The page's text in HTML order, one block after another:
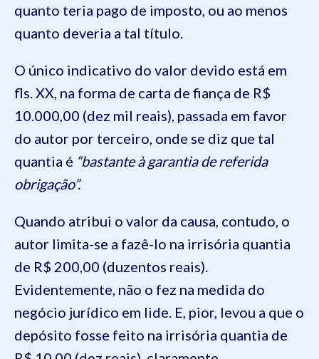
quanto teria pago de imposto, ou ao menos
quanto deveria a tal título.
O único indicativo do valor devido está em
fls. XX, na forma de carta de fiança de R$
10.000,00 (dez mil reais), passada em favor
do autor por terceiro, onde se diz que tal
quantia é “bastante à garantia de referida
obrigação”.
Quando atribui o valor da causa, contudo, o
autor limita-se a fazê-lo na irrisória quantia
de R$ 200,00 (duzentos reais).
Evidentemente, não o fez na medida do
negócio jurídico em lide. E, pior, levou a que o
depósito fosse feito na irrisória quantia de